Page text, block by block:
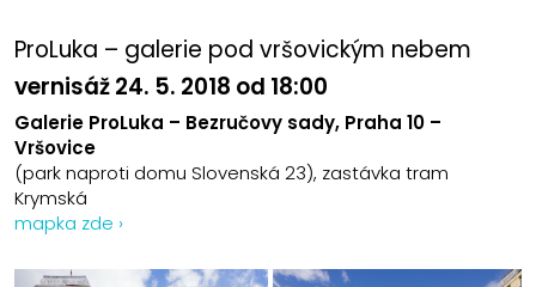
ProLuka – galerie pod vršovickým nebem
vernisáž 24. 5. 2018 od 18:00
Galerie ProLuka – Bezručovy sady, Praha 10 –
Vršovice
(park naproti domu Slovenská 23), zastávka tram
Krymská
mapka zde ›